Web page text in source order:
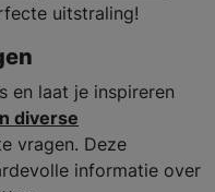
uitstraling!
en laat je inspireren
diverse
vragen. Deze
informatie over